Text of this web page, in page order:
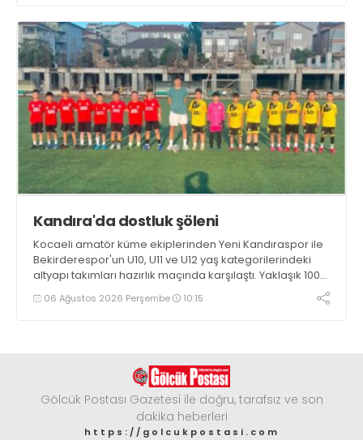
Kandıra'da dostluk şöleni
Kocaeli amatör küme ekiplerinden Yeni Kandıraspor ile
Bekirderespor'un U10, U11 ve U12 yaş kategorilerindeki
altyapı takımları hazırlık maçında karşılaştı. Yaklaşık 100
genç futbolcunun ter döktüğü maçların ardından
sporculara Kandıra'nın yöresel lezzeti mancarlı pide ve
06 Ağustos 2026 Perşembe 10:15
Gölcük Postası Gazetesi ile doğru, tarafsız ve son
dakika heberleri
https://golcukpostasi.com